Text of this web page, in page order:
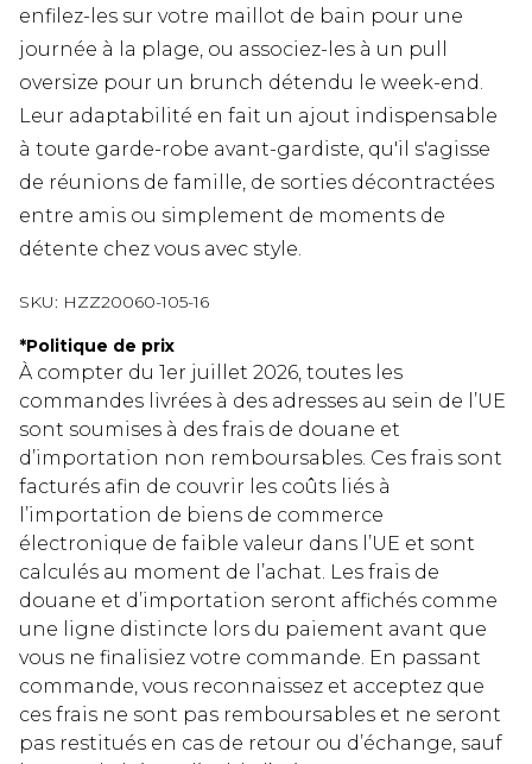
enfilez-les sur votre maillot de bain pour une
journée à la plage, ou associez-les à un pull
oversize pour un brunch détendu le week-end.
Leur adaptabilité en fait un ajout indispensable
à toute garde-robe avant-gardiste, qu'il s'agisse
de réunions de famille, de sorties décontractées
entre amis ou simplement de moments de
détente chez vous avec style.
SKU: HZZ20060-105-16
*Politique de prix
À compter du 1er juillet 2026, toutes les
commandes livrées à des adresses au sein de l’UE
sont soumises à des frais de douane et
d’importation non remboursables. Ces frais sont
facturés afin de couvrir les coûts liés à
l’importation de biens de commerce
électronique de faible valeur dans l’UE et sont
calculés au moment de l’achat. Les frais de
douane et d’importation seront affichés comme
une ligne distincte lors du paiement avant que
vous ne finalisiez votre commande. En passant
commande, vous reconnaissez et acceptez que
ces frais ne sont pas remboursables et ne seront
pas restitués en cas de retour ou d’échange, sauf